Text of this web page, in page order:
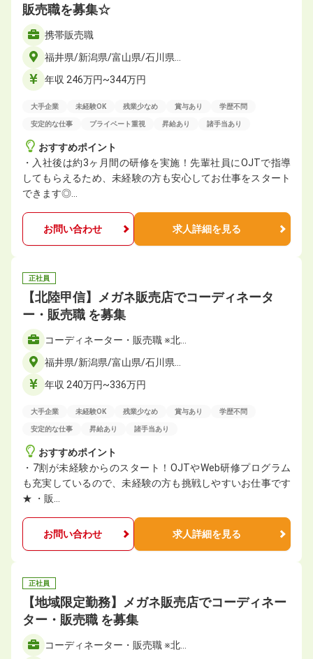
販売職を募集☆
携帯販売職
福井県/新潟県/富山県/石川県…
年収 246万円~344万円
大手企業 未経験OK 残業少なめ 賞与あり 学歴不問
安定的な仕事 プライベート重視 昇給あり 諸手当あり
おすすめポイント
・入社後は約3ヶ月間の研修を実施！先輩社員にOJTで指導
してもらえるため、未経験の方も安心してお仕事をスタート
できます◎…
お問い合わせ 求人詳細を見る
正社員
【北陸甲信】メガネ販売店でコーディネータ
ー・販売職 を募集
コーディネーター・販売職 ※北…
福井県/新潟県/富山県/石川県…
年収 240万円~336万円
大手企業 未経験OK 残業少なめ 賞与あり 学歴不問
安定的な仕事 昇給あり 諸手当あり
おすすめポイント
・7割が未経験からのスタート！OJTやWeb研修プログラム
も充実しているので、未経験の方も挑戦しやすいお仕事です
★ ・販…
お問い合わせ 求人詳細を見る
正社員
【地域限定勤務】メガネ販売店でコーディネー
ター・販売職 を募集
コーディネーター・販売職 ※北…